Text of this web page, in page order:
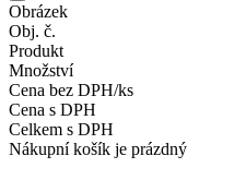
Obrázek
Obj. č.
Produkt
Množství
Cena bez DPH/ks
Cena s DPH
Celkem s DPH
Nákupní košík je prázdný